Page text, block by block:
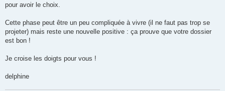
pour avoir le choix.
Cette phase peut être un peu compliquée à vivre (il ne faut pas trop se
projeter) mais reste une nouvelle positive : ça prouve que votre dossier
est bon !
Je croise les doigts pour vous !
delphine